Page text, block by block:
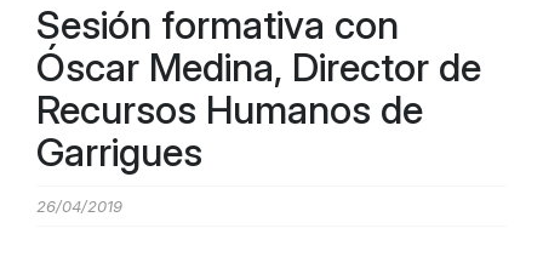
Sesión formativa con
Óscar Medina, Director de
Recursos Humanos de
Garrigues
26/04/2019